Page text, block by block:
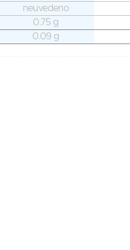
neuvedeno
0.75 g
0.09 g